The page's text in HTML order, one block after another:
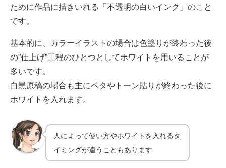
ために作品に描きいれる「不透明の白いインク」のこと
です。
基本的に、カラーイラストの場合は色塗りが終わった後
の”仕上げ”工程のひとつとしてホワイトを用いることが
多いです。
白黒原稿の場合も主にベタやトーン貼りが終わった後に
ホワイトを入れます。
人によって使い方やホワイトを入れるタ
イミングが違うこともあります